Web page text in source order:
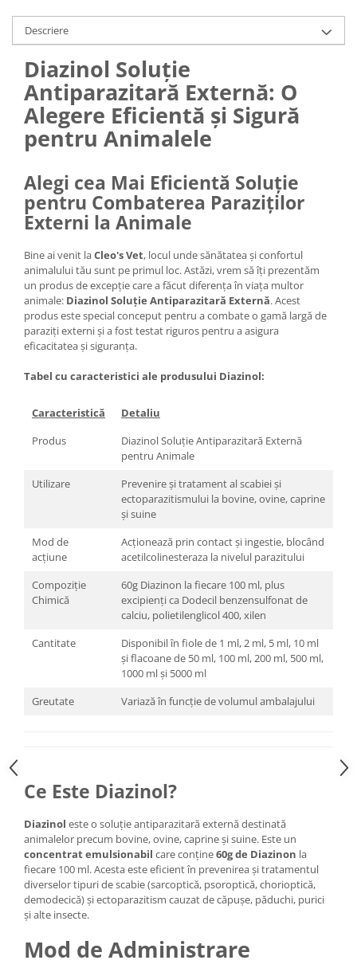
Descriere
Diazinol Soluție
Antiparazitară Externă: O
Alegere Eficientă și Sigură
pentru Animalele
Alegi cea Mai Eficientă Soluție
pentru Combaterea Paraziților
Externi la Animale
Bine ai venit laCleo's Vet, locul unde sănătatea și confortul
animalului tău sunt pe primul loc. Astăzi, vrem să îți prezentăm
un produs de excepție care a făcut diferența în viața multor
animale: Diazinol Soluție Antiparazitară Externă. Acest
produs este special conceput pentru a combate o gamă largă de
paraziți externi și a fost testat riguros pentru a asigura
eficacitatea și siguranța.
Tabel cu caracteristici ale produsului Diazinol:
Caracteristică
Detaliu
Produs
Diazinol Soluție Antiparazitară Externă
pentru Animale
Utilizare
Prevenire și tratament al scabiei și
ectoparazitismului la bovine, ovine, caprine
și suine
Mod de
acțiune
Acționează prin contact și ingestie, blocând
acetilcolinesteraza la nivelul parazitului
Compoziție
Chimică
60g Diazinon la fiecare 100 ml, plus
excipienți ca Dodecil benzensulfonat de
calciu, polietilenglicol 400, xilen
Cantitate
Disponibil în fiole de 1 ml, 2 ml, 5 ml, 10 ml
și flacoane de 50 ml, 100 ml, 200 ml, 500 ml,
1000 ml și 5000 ml
Greutate
Variază în funcție de volumul ambalajului
Ce Este Diazinol?
Diazinol este o soluție antiparazitară externă destinată
animalelor precum bovine, ovine, caprine și suine. Este un
concentrat emulsionabil care conține60g de Diazinon la
fiecare 100 ml. Acesta este eficient în prevenirea și tratamentul
diverselor tipuri de scabie (sarcoptică, psoroptică, chorioptică,
demodecică) și ectoparazitism cauzat de căpușe, păduchi, purici
și alte insecte.
Mod de Administrare